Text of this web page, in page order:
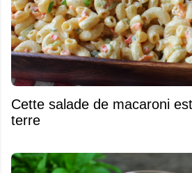
Cette salade de macaroni
terre